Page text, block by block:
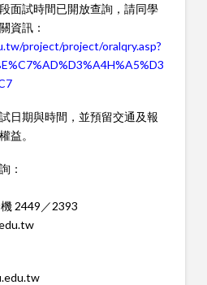
面試時間已開放查詢，請同學
資訊：
project/project/oralqry.asp?
日期與時間，並預留交通及報
益。
：
2449／2393